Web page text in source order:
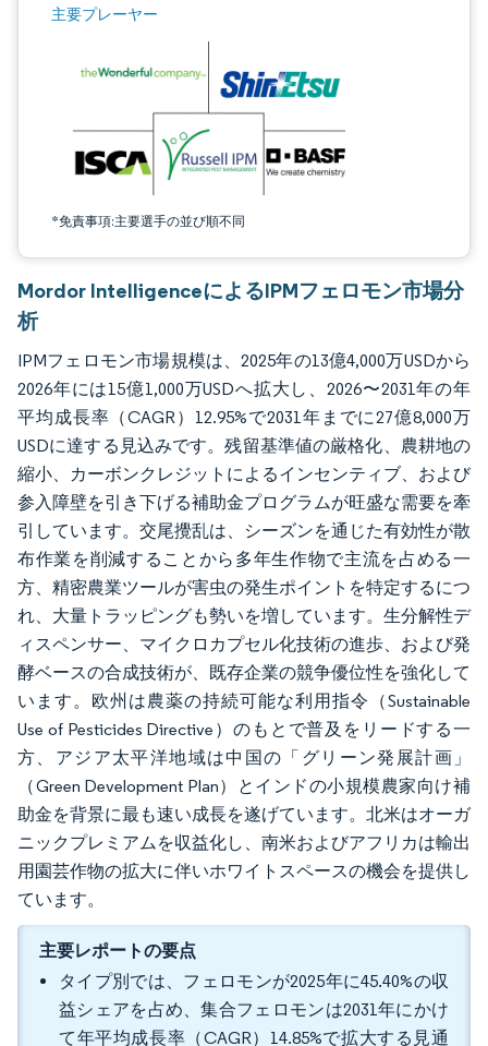
主要プレーヤー
*免責事項:主要選手の並び順不同
画像 © Mordor Intelligence。再利用にはCC BY 4.0の表示が必要です。
Mordor IntelligenceによるIPMフェロモン市場分
析
IPMフェロモン市場規模は、2025年の13億4,000万USDから
2026年には15億1,000万USDへ拡大し、2026〜2031年の年
平均成長率（CAGR）12.95%で2031年までに27億8,000万
USDに達する見込みです。残留基準値の厳格化、農耕地の
縮小、カーボンクレジットによるインセンティブ、および
参入障壁を引き下げる補助金プログラムが旺盛な需要を牽
引しています。交尾攪乱は、シーズンを通じた有効性が散
布作業を削減することから多年生作物で主流を占める一
方、精密農業ツールが害虫の発生ポイントを特定するにつ
れ、大量トラッピングも勢いを増しています。生分解性デ
ィスペンサー、マイクロカプセル化技術の進歩、および発
酵ベースの合成技術が、既存企業の競争優位性を強化して
います。欧州は農薬の持続可能な利用指令（Sustainable
Use of Pesticides Directive）のもとで普及をリードする一
方、アジア太平洋地域は中国の「グリーン発展計画」
（Green Development Plan）とインドの小規模農家向け補
助金を背景に最も速い成長を遂げています。北米はオーガ
ニックプレミアムを収益化し、南米およびアフリカは輸出
用園芸作物の拡大に伴いホワイトスペースの機会を提供し
ています。
主要レポートの要点
タイプ別では、フェロモンが2025年に45.40%の収
益シェアを占め、集合フェロモンは2031年にかけ
て年平均成長率（CAGR）14.85%で拡大する見通